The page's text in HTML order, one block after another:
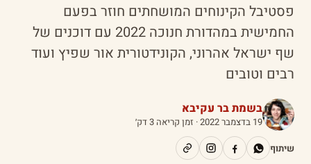
פסטיבל הקינוחים המושחתים חוזר בפעם
החמישית במהדורת חנוכה 2022 עם דוכנים של
שף ישראל אהרוני, הקונידטורית אור שפיץ ועוד
רבים וטובים
בשמת בר עקיבא
19 בדצמבר 2022
· זמן קריאה 3 דק׳
שיתוף